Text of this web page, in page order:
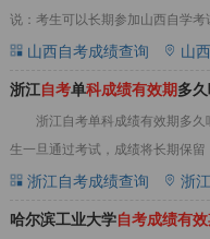
说：考生可以长期参加山西自学考
年山西自考成绩保留期限，永久
山西自考成绩查询 山
浙江自考单科成绩有效期多
浙江自考单科成绩有效期多
生一旦通过考试，成绩将长期保留
自考单科成绩有效期多久呢？‌浙江
浙江自考成绩查询 浙
哈尔滨工业大学自考成绩有效